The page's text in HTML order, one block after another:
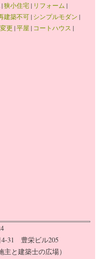
|狭小住宅| リフォーム |
建築不可| シンプルモダン |
更 |平屋 | コートハウス |
4-31 豊栄ビル205
と建築士の広場）